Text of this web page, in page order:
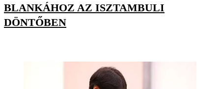
BLANKÁHOZ AZ ISZTAMBULI
DÖNTŐBEN